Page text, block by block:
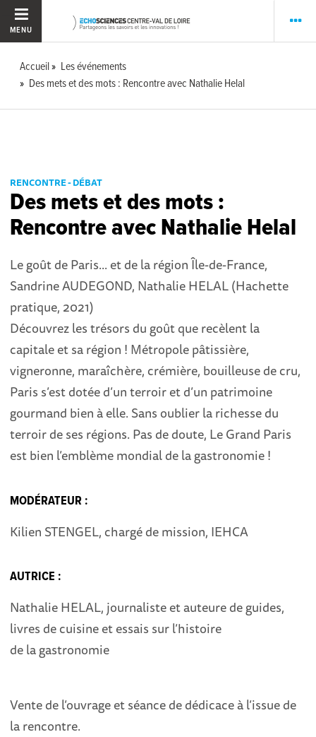
MENU
Accueil
Les événements
Des mets et des mots : Rencontre avec Nathalie Helal
RENCONTRE - DÉBAT
Des mets et des mots :
Rencontre avec Nathalie Helal
Le goût de Paris... et de la région Île-de-France,
Sandrine AUDEGOND, Nathalie HELAL (Hachette
pratique, 2021)
Découvrez les trésors du goût que recèlent la
capitale et sa région ! Métropole pâtissière,
vigneronne, maraîchère, crémière, bouilleuse de cru,
Paris s’est dotée d’un terroir et d’un patrimoine
gourmand bien à elle. Sans oublier la richesse du
terroir de ses régions. Pas de doute, Le Grand Paris
est bien l’emblème mondial de la gastronomie !
MODÉRATEUR :
Kilien STENGEL, chargé de mission, IEHCA
AUTRICE :
Nathalie HELAL, journaliste et auteure de guides,
livres de cuisine et essais sur l’histoire
de la gastronomie
Vente de l’ouvrage et séance de dédicace à l’issue de
la rencontre.